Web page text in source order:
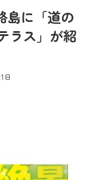
島に「道の
ラス」が紹
日